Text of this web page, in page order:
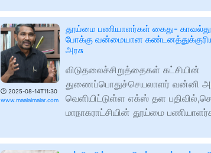
🕑 2025-08-14T11:30
www.maalaimalar.com
தூய்மை பணியாளர்கள் கைது-
போக்கு வன்மையான
அரசு
விடுதலைச்சிறுத்தைகள் கட்சியின்
துணைப்பொதுச்செயலாளர் வன்னி
வெளியிட்டுள்ள எக்ஸ் தள
மாநாகராட்சியின் தூய்மை